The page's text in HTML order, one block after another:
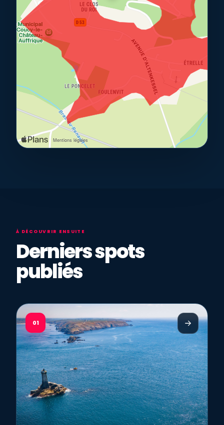
À DÉCOUVRIR ENSUITE
Derniers spots
publiés
01